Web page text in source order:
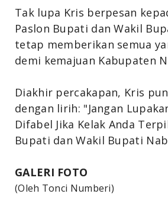
Tak lupa Kris berpesan
Paslon Bupati dan Wakil
tetap memberikan semua
demi kemajuan Kabupaten
Diakhir percakapan, Kris
dengan lirih: "Jangan
Difabel Jika Kelak Anda
Bupati dan Wakil Bupati
GALERI FOTO
(Oleh Tonci Numberi)